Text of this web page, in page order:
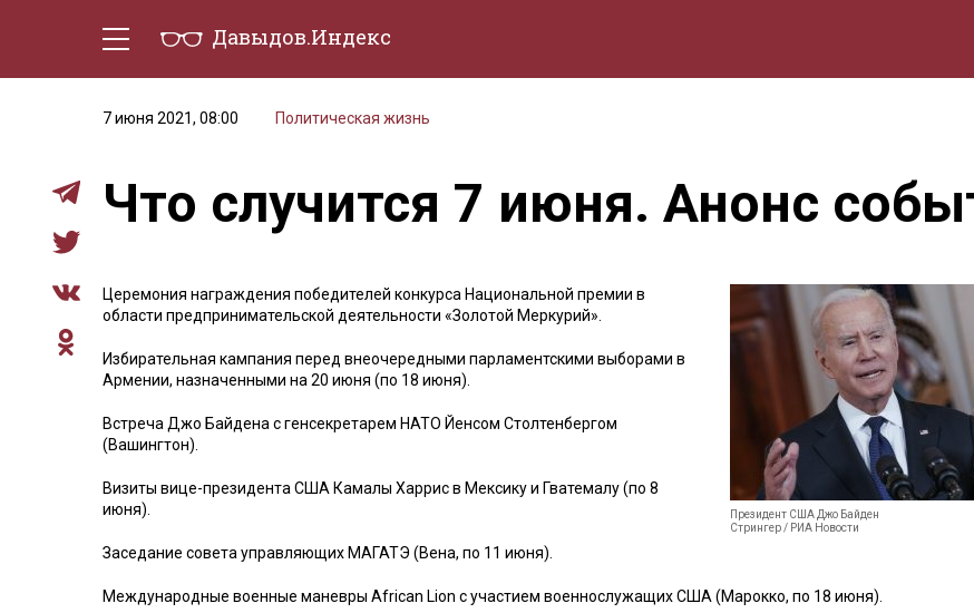
Давыдов.Индекс
7 июня 2021, 08:00
Политическая жизнь
Что случится 7 июня. Анонс
Президент США Джо Байден
Стрингер / РИА Новости
Церемония награждения победителей конкурса Национальной премии в
области предпринимательской деятельности «Золотой Меркурий».
Избирательная кампания перед внеочередными парламентскими выборами в
Армении, назначенными на 20 июня (по 18 июня).
Встреча Джо Байдена с генсекретарем НАТО Йенсом Столтенбергом
(Вашингтон).
Визиты вице-президента США Камалы Харрис в Мексику и Гватемалу (по 8
июня).
Заседание совета управляющих МАГАТЭ (Вена, по 11 июня).
Международные военные маневры African Lion с участием военнослужащих США (Марокко, по 18 июня).